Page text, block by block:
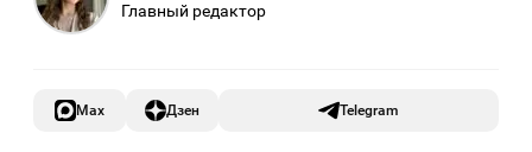
Главный редактор
Max Дзен Telegram